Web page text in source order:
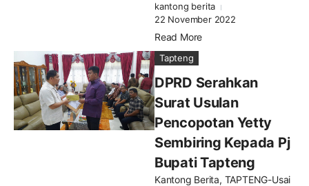
kantong berita
22 November 2022
Read More
Tapteng
DPRD Serahkan
Surat Usulan
Pencopotan Yetty
Sembiring Kepada Pj
Bupati Tapteng
Kantong Berita, TAPTENG-Usai